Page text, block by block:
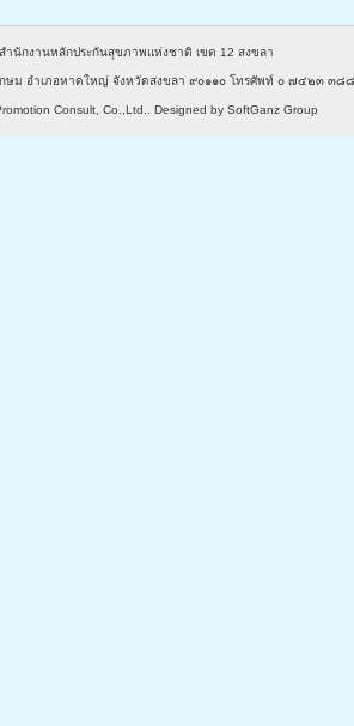
สำนักงานหลักประกันสุขภาพแห่งชาติ เขต 12 สงขลา
ษม อำเภอหาดใหญ่ จังหวัดสงขลา ๙๐๑๑๐ โทรศัพท์ ๐ ๗๔๒๓ ๓
Consult, Co.,Ltd. . Designed by SoftGanz Group